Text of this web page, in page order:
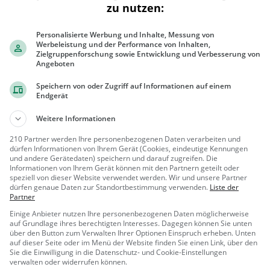
Ähnliche Aktivitäten wieMinigolf
Schloss Kammerberg
usen
Kinder, Sehe
nswürdigkeit
Altes Rathaus Dachau
Rathaus in Dachau
Dachau
Sehensw
ürdigkeit
Bücherschrank
Öffentliches Bücherregal in
zu nutzen:
Personalisierte Werbung und Inhalte, Messung von
Werbeleistung und der Performance von Inhalten,
Zielgruppenforschung sowie Entwicklung und Verbesserung von
Angeboten
Speichern von oder Zugriff auf Informationen auf einem
Endgerät
Weitere Informationen
210 Partner werden Ihre personenbezogenen Daten verarbeiten und
dürfen Informationen von Ihrem Gerät (Cookies, eindeutige Kennungen
und andere Gerätedaten) speichern und darauf zugreifen. Die
Informationen von Ihrem Gerät können mit den Partnern geteilt oder
speziell von dieser Website verwendet werden. Wir und unsere Partner
dürfen genaue Daten zur Standortbestimmung verwenden. Liste der
Partner
Einige Anbieter nutzen Ihre personenbezogenen Daten möglicherweise
auf Grundlage ihres berechtigten Interesses. Dagegen können Sie unten
über den Button zum Verwalten Ihrer Optionen Einspruch erheben. Unten
auf dieser Seite oder im Menü der Website finden Sie einen Link, über den
Sie die Einwilligung in die Datenschutz- und Cookie-Einstellungen
verwalten oder widerrufen können.